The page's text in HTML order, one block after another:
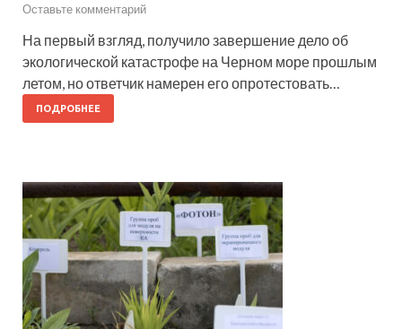
Оставьте комментарий
На первый взгляд, получило завершение дело об
экологической катастрофе на Черном море прошлым
летом, но ответчик намерен его опротестовать…
ПОДРОБНЕЕ